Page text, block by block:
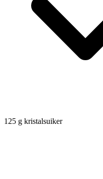
125 g kristalsuiker